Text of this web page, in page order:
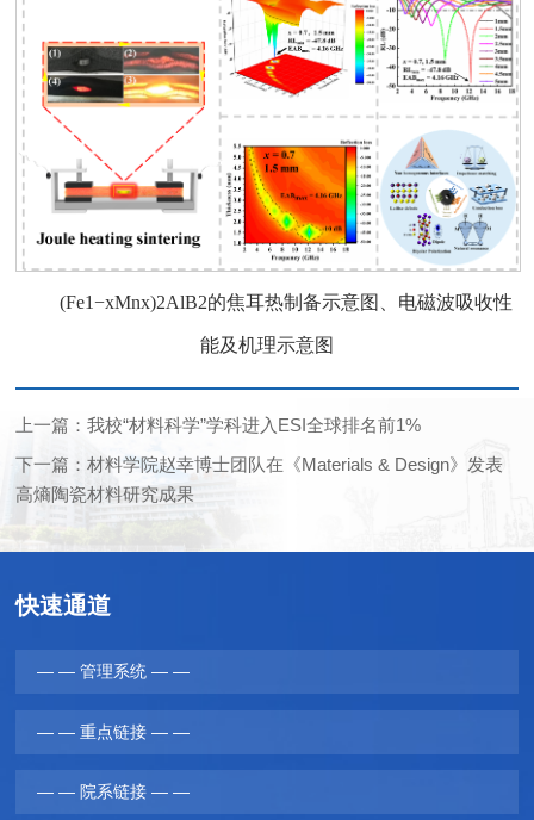
(Fe1−xMnx)2AlB2的焦耳热制备示意图、电磁波吸收性
能及机理示意图
上一篇：我校“材料科学”学科进入ESI全球排名前1%
下一篇：材料学院赵幸博士团队在《Materials & Design》发表
高熵陶瓷材料研究成果
快速通道
— — 管理系统 — —
— — 重点链接 — —
— — 院系链接 — —